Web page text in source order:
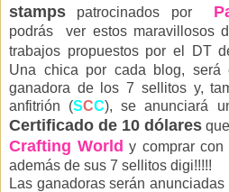
stamps patrocinados por
podrás ver estos maravillosos
trabajos propuestos por el DT
Una chica por cada blog,
ganadora de los 7 sellitos y,
anfitrión (SCC), se anunciará
Certificado de 10 dólares
Crafting World y comprar
además de sus 7 sellitos digi!!!!!
Las ganadoras serán anunciadas